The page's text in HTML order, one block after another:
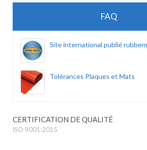
FAQ
Site international publié
Tolérances Plaques et Mats
CERTIFICATION DE QUALITÉ
ISO 9001:2015